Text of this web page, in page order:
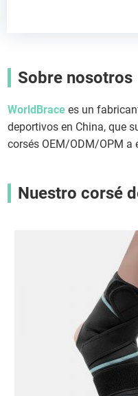
Sobre nosotros
WorldBrace es un
deportivos en China, que
corsés OEM/ODM/OPM a
Nuestro corsé